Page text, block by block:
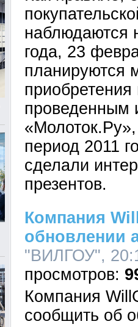
наблюдаются
года, 23
планируются
проведенным
период 2011
сделали
презентов.
Компания
обновлении
"ВИЛГОУ",
Компания
сообщить об